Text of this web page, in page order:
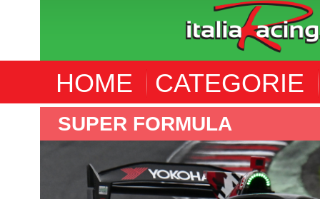
HOME CATEGORIE
IMSA